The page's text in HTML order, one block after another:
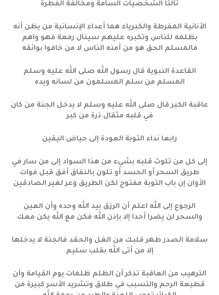
ثالثا الشخصيات السامة ومخالفة الفطرة
الأنانية المفرطة والكبرياء هما أعداء الإنسانية من يظن أنه
بظلمه للناس وتكبره عليهم سينال رفعة فهو واهم
فالمسلم الحق هو من أمنه الناس لا من خافوا بوائقه
القاعدة النبوية قال رسول الله صلى الله عليه وسلم
المسلم من سلم المسلمون من لسانه ويده
عاقبة الكبر قال صلى الله عليه وسلم لا يدخل الجنة من كان
في قلبه مثقال ذرة من كبر
رابعا نداء التوبة العودة إلى حياض اليقين
إلى كل من تلوث قلبه بشيء من هذا السواد إلى من سار في
طريق السحر أو الحسد أو تلون بالنفاق أفق قبل فوات
الأوان إن باب التوبة مفتوح لكن الطريق وعر لغير الصادقين
الرجوع إلى الله اعلم أن الرزق بيد الله وحده وأن العين
والسحر لن يضرا أحدا إلا بإذن الله فكن مع الله يكن معك
سلامة الصدر طهر قلبك من الغل والحقد فالجنة لا يدخلها
إلا من أتى الله بقلب سليم
الترهيب من العاقبة تذكر أن الظلم ظلمات يوم القيامة وأن
قطيعة الرحم والتسبب في طلاق وتشريد الأسر كبيرة من